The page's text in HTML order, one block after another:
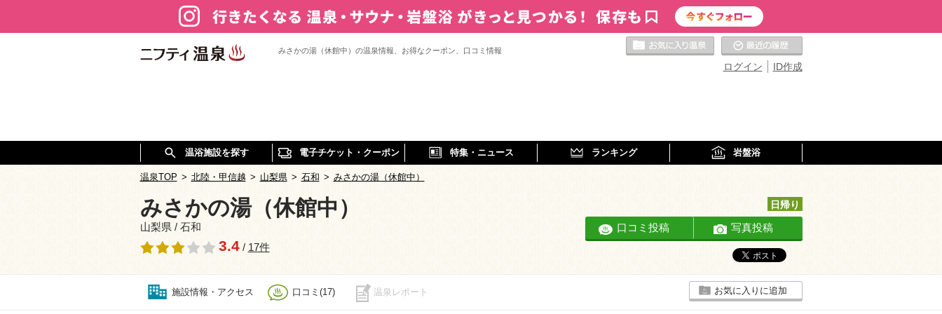
みさかの湯（休館中）の温泉情報、お得なクーポン、口コミ情報
ID作成
ログイン
お気に入りの温泉
温浴施設を探す 電子チケット・クーポン 特集・ニュース ランキング 岩盤浴
温泉TOP > 北陸・甲信越 > 山梨県 > 石和 > みさかの湯（休館中）
みさかの湯（休館中）
山梨県 / 石和
3.4/ 17件
日帰り
口コミ投稿 写真投稿
施設情報・アクセス 口コミ(17) 温泉レポート お気に入りに追加